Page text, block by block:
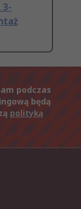
3-
podczas
będą
polityką